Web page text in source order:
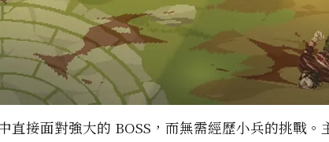
直接面對強大的 BOSS，而無需經歷小兵的挑戰。